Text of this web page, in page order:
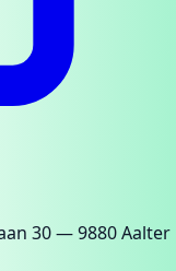
30— 9880 Aalter